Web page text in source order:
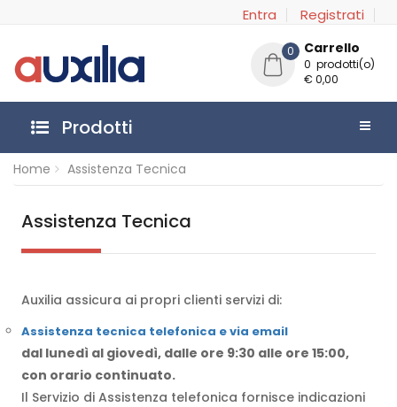
Entra Registrati
0 Carrello
0 prodotti(o)
€ 0,00
Prodotti
Home Assistenza Tecnica
Assistenza Tecnica
Auxilia assicura ai propri clienti servizi di:
Assistenza tecnica telefonica e via email
dal lunedì al giovedì, dalle ore 9:30 alle ore 15:00,
con orario continuato.
Il Servizio di Assistenza telefonica fornisce indicazioni